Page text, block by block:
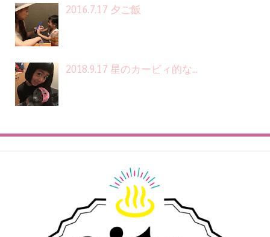
2016.7.17 夕ご飯
2018.9.17 星のカービィ的な...